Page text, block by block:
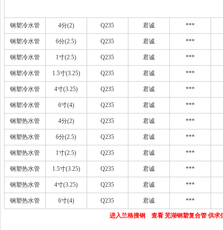
钢塑冷水管 4分(2) Q235 君诚 ***
钢塑冷水管 6分(2.5) Q235 君诚 ***
钢塑冷水管 1寸(2.5) Q235 君诚 ***
钢塑冷水管 1.5寸(3.25) Q235 君诚 ***
钢塑冷水管 4寸(3.25) Q235 君诚 ***
钢塑冷水管 6寸(4) Q235 君诚 ***
钢塑热水管 4分(2) Q235 君诚 ***
钢塑热水管 6分(2.5) Q235 君诚 ***
钢塑热水管 1寸(2.5) Q235 君诚 ***
钢塑热水管 1.5寸(3.25) Q235 君诚 ***
钢塑热水管 4寸(3.25) Q235 君诚 ***
钢塑热水管 6寸(4) Q235 君诚 ***
进入兰格搜钢 查看 芜湖钢塑复合管 供求